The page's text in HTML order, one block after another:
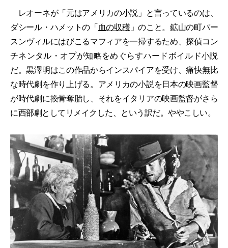
レオーネが「元はアメリカの小説」と言っているのは、
ダシール・ハメットの「血の収穫 」のこと。鉱山の町パー
スンヴィルにはびこるマフィアを一掃するため、探偵コン
チネンタル・オプが知略をめぐらすハードボイルド小説
だ。黒澤明はこの作品からインスパイアを受け、痛快無比
な時代劇を作り上げる。アメリカの小説を日本の映画監督
が時代劇に換骨奪胎し、それをイタリアの映画監督がさら
に西部劇としてリメイクした、という訳だ。ややこしい。